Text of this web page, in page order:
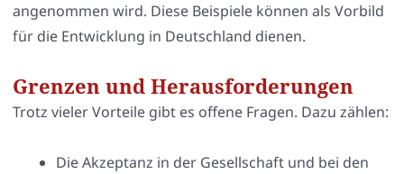
ange­nom­men wird. Die­se Bei­spie­le kön­nen als Vor­bild
für die Ent­wick­lung in Deutsch­land die­nen.
Grenzen und Herausforderungen
Trotz vie­ler Vor­tei­le gibt es offe­ne Fra­gen. Dazu zäh­len:
Die Akzep­tanz in der Gesell­schaft und bei den